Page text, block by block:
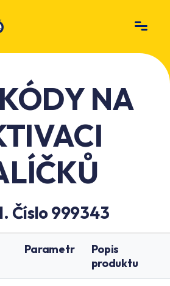
NA
Číslo 999343
Parametr
Popis
produktu